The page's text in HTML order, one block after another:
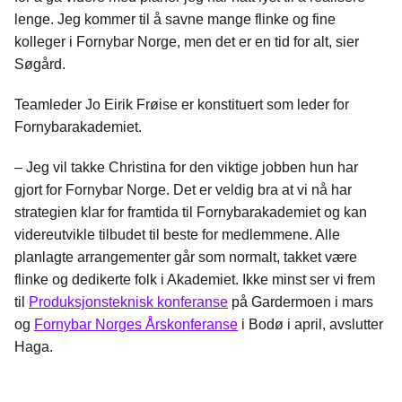
lenge. Jeg kommer til å savne mange flinke og fine
kolleger i Fornybar Norge, men det er en tid for alt, sier
Søgård.
Teamleder Jo Eirik Frøise er konstituert som leder for
Fornybarakademiet.
– Jeg vil takke Christina for den viktige jobben hun har
gjort for Fornybar Norge. Det er veldig bra at vi nå har
strategien klar for framtida til Fornybarakademiet og kan
videreutvikle tilbudet til beste for medlemmene. Alle
planlagte arrangementer går som normalt, takket være
flinke og dedikerte folk i Akademiet. Ikke minst ser vi frem
til
Produksjonsteknisk konferanse på Gardermoen i mars
og Fornybar Norges Årskonferanse i Bodø i april, avslutter
Haga.